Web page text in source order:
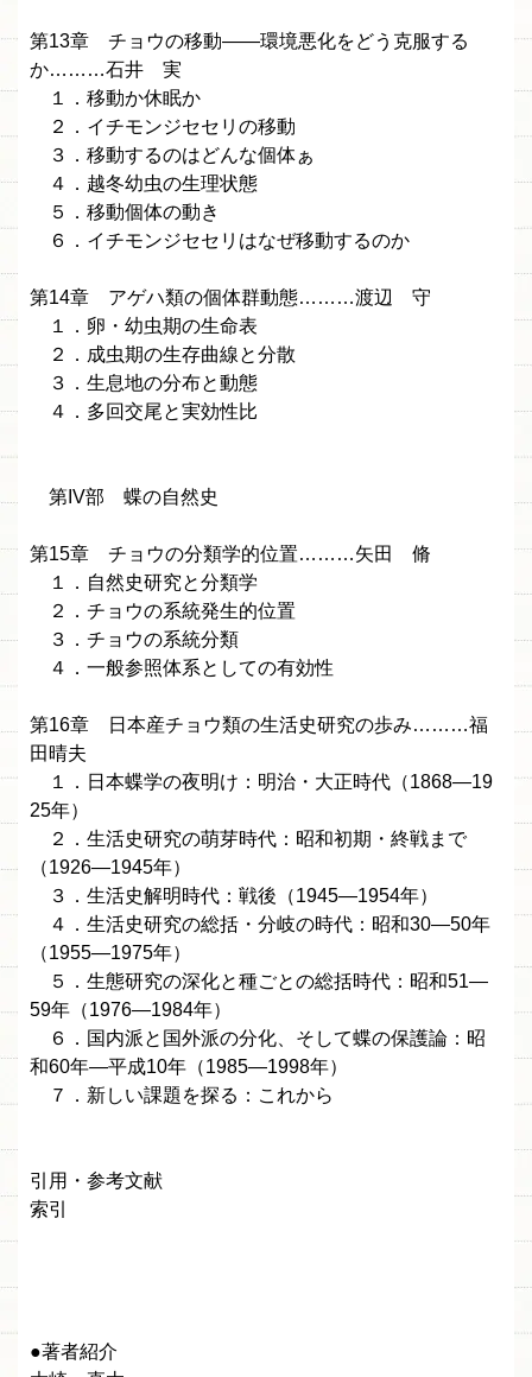
第13章 チョウの移動——環境悪化をどう克服する
か………石井 実
１．移動か休眠か
２．イチモンジセセリの移動
３．移動するのはどんな個体ぁ
４．越冬幼虫の生理状態
５．移動個体の動き
６．イチモンジセセリはなぜ移動するのか
第14章 アゲハ類の個体群動態………渡辺 守
１．卵・幼虫期の生命表
２．成虫期の生存曲線と分散
３．生息地の分布と動態
４．多回交尾と実効性比
第IV部 蝶の自然史
第15章 チョウの分類学的位置………矢田 脩
１．自然史研究と分類学
２．チョウの系統発生的位置
３．チョウの系統分類
４．一般参照体系としての有効性
第16章 日本産チョウ類の生活史研究の歩み………福
田晴夫
１．日本蝶学の夜明け：明治・大正時代（1868—19
25年）
２．生活史研究の萌芽時代：昭和初期・終戦まで
（1926—1945年）
３．生活史解明時代：戦後（1945—1954年）
４．生活史研究の総括・分岐の時代：昭和30—50年
（1955—1975年）
５．生態研究の深化と種ごとの総括時代：昭和51—
59年（1976—1984年）
６．国内派と国外派の分化、そして蝶の保護論：昭
和60年—平成10年（1985—1998年）
７．新しい課題を探る：これから
引用・参考文献
索引
●著者紹介